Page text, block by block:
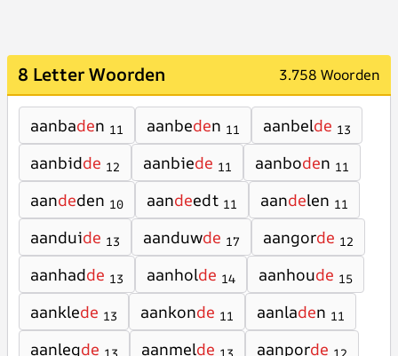
8 Letter Woorden 3.758 Woorden
aanbaden 11 aanbeden 11 aanbelde 13
aanbidde 12 aanbiede 11 aanboden 11
aandeden 10 aandeedt 11 aandelen 11
aanduide 13 aanduwde 17 aangorde 12
aanhadde 13 aanholde 14 aanhoude 15
aanklede 13 aankonde 11 aanladen 11
aanlegde aanmelde aanporde